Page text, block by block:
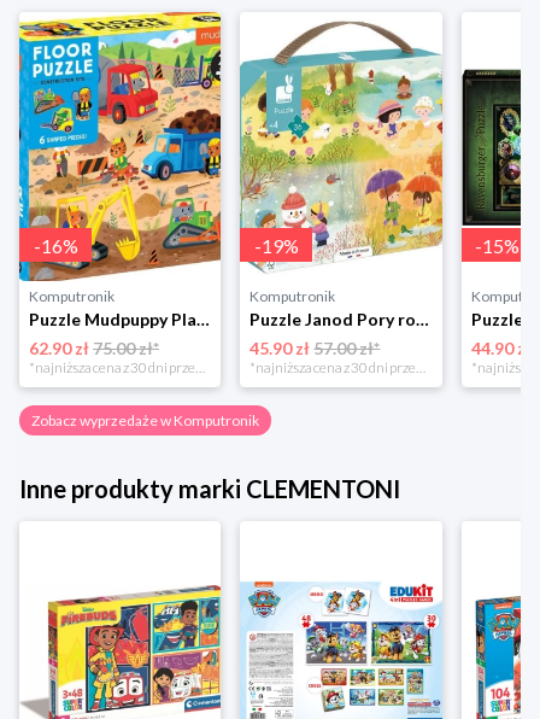
-16%
Komputronik
Puzzle Mudpuppy Plac Budowy 25 el.
62.90 zł75.00 zł*
*najniższa cena z 30 dni przed obniżką
-19%
Komputronik
Puzzle Janod Pory roku w walizce 36 elementów
45.90 zł 57.00 zł*
*najniższa cena z 30 dni przed obniżką
-15%
44.90 zł
Zobacz wyprzedaże w Komputronik
Inne produkty marki CLEMENTONI